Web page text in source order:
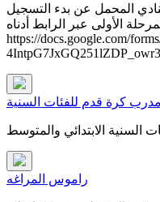
المحمل عن بدء التسجيل
الأولى عبر الرابط أدناه​
https://docs.google.com/
مدرب كرة قدم للفئات السنية
راموس المراغه